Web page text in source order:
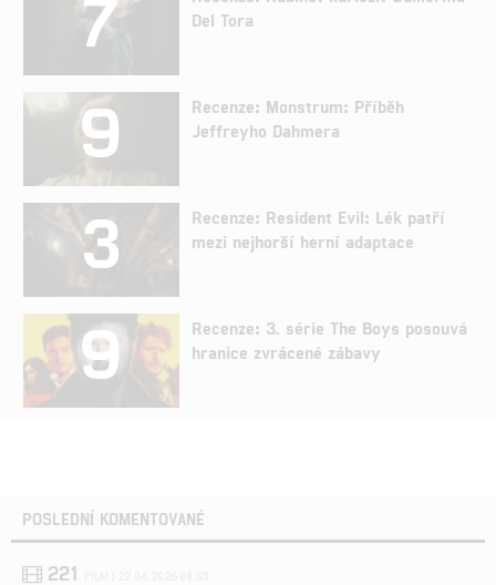
7
Del Tora
9
Recenze: Monstrum: Příběh
Jeffreyho Dahmera
3
Recenze: Resident Evil: Lék patří
mezi nejhorší herní adaptace
9
Recenze: 3. série The Boys posouvá
hranice zvrácené zábavy
POSLEDNÍ KOMENTOVANÉ
221